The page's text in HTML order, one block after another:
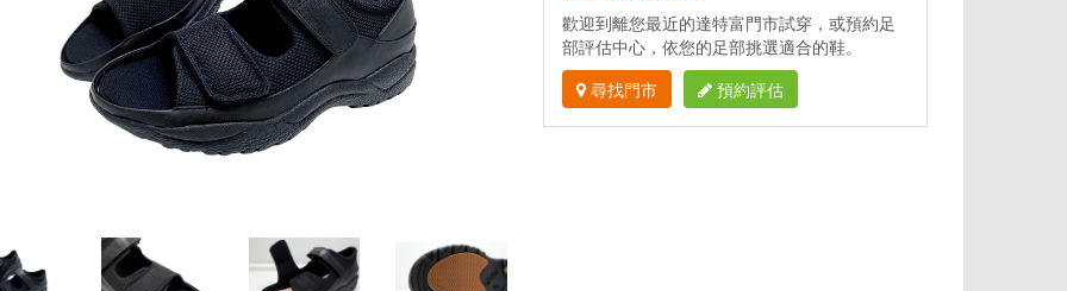
歡迎到離您最近的達特富門市試穿，或預約足
部評估中心，依您的足部挑選適合的鞋。
尋找門市
預約評估